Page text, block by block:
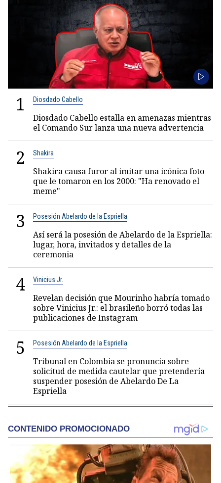
1 Diosdado Cabello
Diosdado Cabello estalla en amenazas mientras
el Comando Sur lanza una nueva advertencia
2 Shakira
Shakira causa furor al imitar una icónica foto
que le tomaron en los 2000: "Ha renovado el
meme"
3 Posesión Abelardo de la Espriella
Así será la posesión de Abelardo de la Espriella:
lugar, hora, invitados y detalles de la
ceremonia
4 Vinicius Jr.
Revelan decisión que Mourinho habría tomado
sobre Vinicius Jr.: el brasileño borró todas las
publicaciones de Instagram
5 Posesión Abelardo de la Espriella
Tribunal en Colombia se pronuncia sobre
solicitud de medida cautelar que pretendería
suspender posesión de Abelardo De La
Espriella